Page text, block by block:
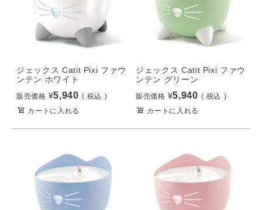
ジェックス Catit Pixi ファウ
ンテン ホワイト
販売価格 ¥5,940
税込
カートに入れる
ジェックス Catit Pixi ファウ
ンテン グリーン
販売価格 ¥5,940
税込
カートに入れる